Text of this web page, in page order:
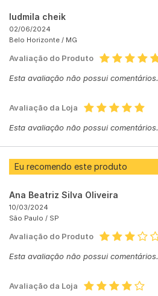
ludmila cheik
02/06/2024
Belo Horizonte / MG
Avaliação do Produto
Esta avaliação não possui comentários.
Avaliação da Loja
Esta avaliação não possui comentários.
Eu recomendo este produto
Ana Beatriz Silva Oliveira
10/03/2024
São Paulo / SP
Avaliação do Produto
Esta avaliação não possui comentários.
Avaliação da Loja